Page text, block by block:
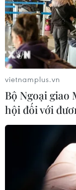
vietnamplus.vn
Bộ Ngoại giao
hội đối với